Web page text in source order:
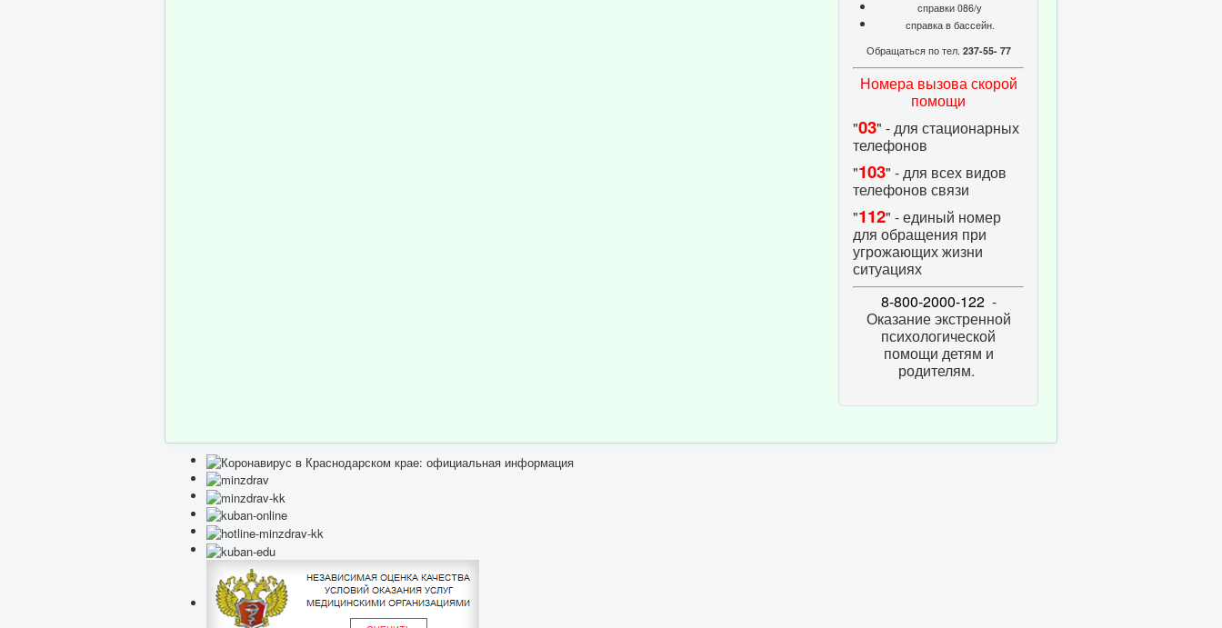
справки 086/у
справка в бассейн.
Обращаться по тел. 237-55- 77
Номера вызова скорой
помощи
"03" - для стационарных
телефонов
"103" - для всех видов
телефонов связи
"112" - единый номер
для обращения при
угрожающих жизни
ситуациях
8-800-2000-122-
Оказание экстренной
психологической
помощи детям и
родителям.